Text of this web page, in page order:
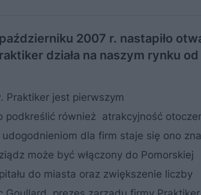
2007 r. nastapiło
działa na naszym rynku od
Praktiker jest pierwszym
podkreślić również atrakcyjność
dla firm staje się ono
może być włączony do Pomorskiej
do miasta oraz zwiększenie liczby